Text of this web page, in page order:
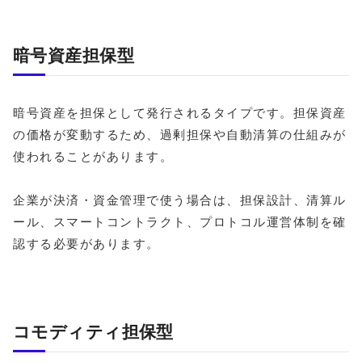
暗号資産担保型
暗号資産を担保として発行されるタイプです。担保資産
の価格が変動するため、過剰担保や自動清算の仕組みが
使われることがあります。
企業が決済・資金管理で使う場合は、担保設計、清算ル
ール、スマートコントラクト、プロトコル運営体制を確
認する必要があります。
コモディティ担保型